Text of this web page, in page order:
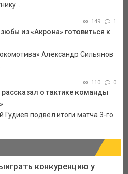
...
149 1
из «Акрона» готовиться к
Александр Сильянов
110 0
рассказал о тактике команды
Гудиев подвёл итоги матча 3-го
конкуренцию у